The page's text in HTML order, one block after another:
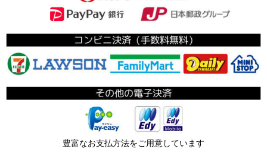
豊富なお支払方法をご用意しています